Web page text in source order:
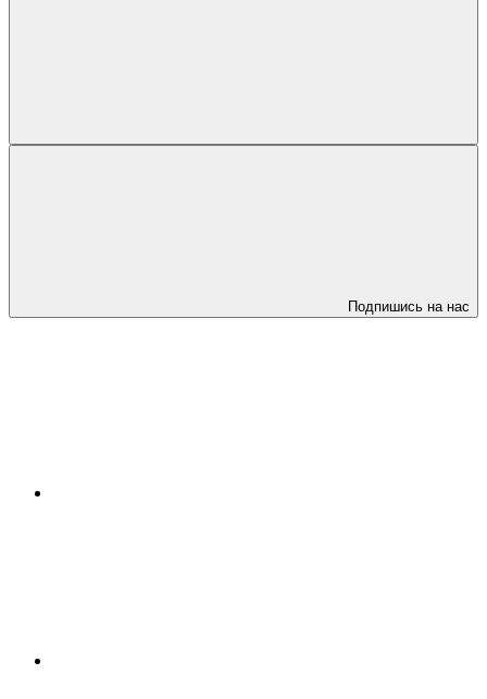
Подпишись на нас